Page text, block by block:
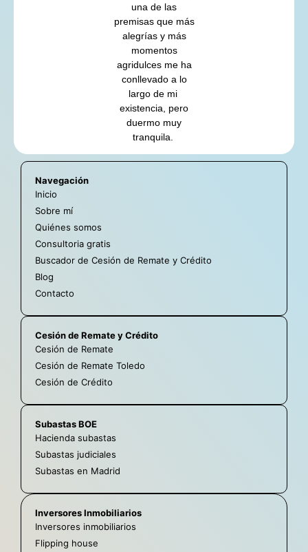
una de las
premisas que más
alegrías y más
momentos
agridulces me ha
conllevado a lo
largo de mi
existencia, pero
duermo muy
tranquila.
Navegación
Inicio
Sobre mí
Quiénes somos
Consultoria gratis
Buscador de Cesión de Remate y Crédito
Blog
Contacto
Cesión de Remate y Crédito
Cesión de Remate
Cesión de Remate Toledo
Cesión de Crédito
Subastas BOE
Hacienda subastas
Subastas judiciales
Subastas en Madrid
Inversores Inmobiliarios
Inversores inmobiliarios
Flipping house